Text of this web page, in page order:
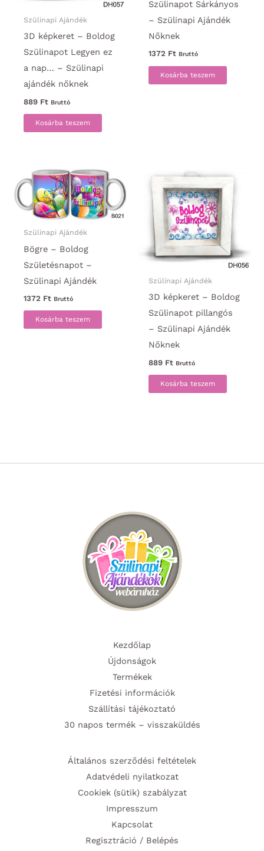
Szülinapi Ajándék
3D képkeret – Boldog
Szülinapot Legyen ez
a nap… – Szülinapi
ajándék nőknek
889 Ft Bruttó
Kosárba teszem
Szülinapot Sárkányos
– Szülinapi Ajándék
Nőknek
1372 Ft Bruttó
Kosárba teszem
Szülinapi Ajándék
Bögre – Boldog
Születésnapot –
Szülinapi Ajándék
1372 Ft Bruttó
Kosárba teszem
Szülinapi Ajándék
3D képkeret – Boldog
Szülinapot pillangós
– Szülinapi Ajándék
Nőknek
889 Ft Bruttó
Kosárba teszem
Kezdőlap
Újdonságok
Termékek
Fizetési információk
Szállítási tájékoztató
30 napos termék – visszaküldés
Általános szerződési feltételek
Adatvédeli nyilatkozat
Cookiek (sütik) szabályzat
Impresszum
Kapcsolat
Regisztráció / Belépés